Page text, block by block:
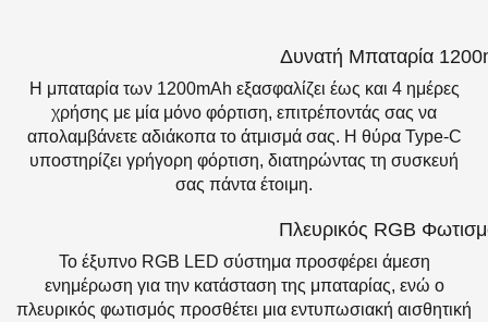
Δυνατή Μπαταρία
Η μπαταρία των 1200mAh εξασφαλίζει έως και 4 ημέρες
χρήσης με μία μόνο φόρτιση, επιτρέποντάς σας να
απολαμβάνετε αδιάκοπα το άτμισμά σας. Η θύρα Type-C
υποστηρίζει γρήγορη φόρτιση, διατηρώντας τη συσκευή
σας πάντα έτοιμη.
Πλευρικός RGB
Το έξυπνο RGB LED σύστημα προσφέρει άμεση
ενημέρωση για την κατάσταση της μπαταρίας, ενώ ο
πλευρικός φωτισμός προσθέτει μια εντυπωσιακή αισθητική